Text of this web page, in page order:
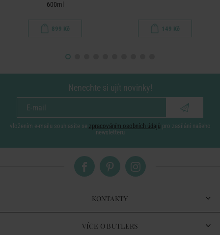
600ml
899 Kč 149 Kč
Nenechte si ujít novinky!
vložením e-mailu souhlasíte se zpracováním osobních údajů pro zasílání našeho
newsletteru
KONTAKTY
VÍCE O BUTLERS